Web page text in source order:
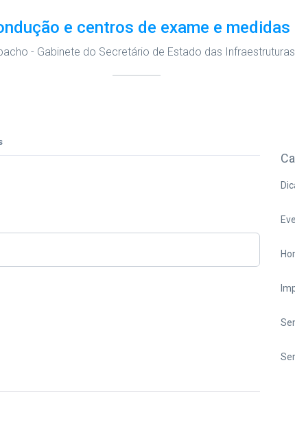
e centros de exame e
- Gabinete do Secretário de Estado das Infraestruturas